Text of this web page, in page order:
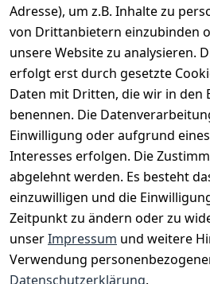
Adresse), um z.B. Inhalte zu
von Drittanbietern einzubinden
unsere Website zu analysieren.
erfolgt erst durch gesetzte
Daten mit Dritten, die wir in den
benennen. Die
Einwilligung oder aufgrund
Interesses erfolgen. Die
abgelehnt werden. Es besteht
einzuwilligen und die
Zeitpunkt zu ändern oder zu
unserImpressum und weitere
Verwendung
Datenschutzerklärung.
Rechtliches
AGB
Impressum
Datenschutze
rklärung
Barrierefreihe
Services
Kontakt
Registrieren
Katalog
n